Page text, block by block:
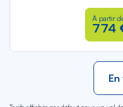
À partir
774